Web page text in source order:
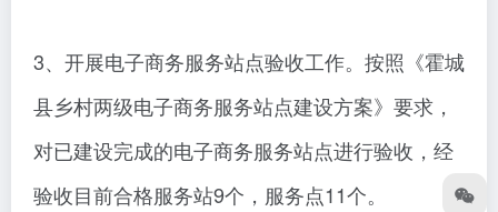
3、开展电子商务服务站点验收工作。按照《霍城
县乡村两级电子商务服务站点建设方案》要求，
对已建设完成的电子商务服务站点进行验收，经
验收目前合格服务站9个，服务点11个。